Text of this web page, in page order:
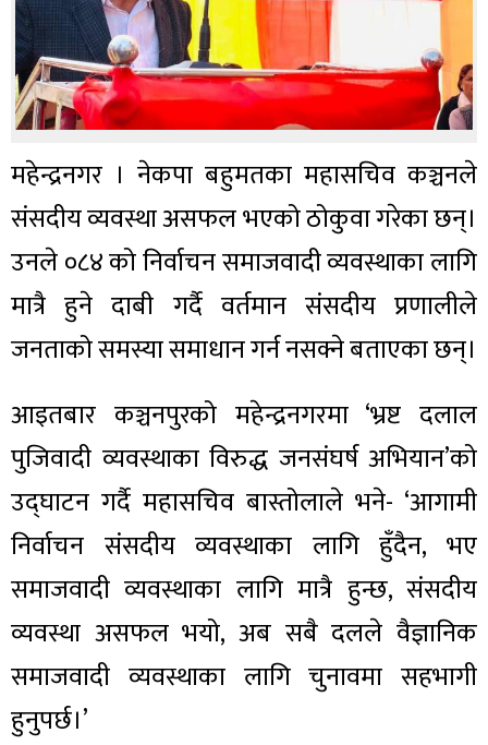
महेन्द्रनगर । नेकपा बहुमतका महासचिव कञ्चनले
संसदीय व्यवस्था असफल भएको ठोकुवा गरेका छन्।
उनले ०८४ को निर्वाचन समाजवादी व्यवस्थाका लागि
मात्रै हुने दाबी गर्दै वर्तमान संसदीय प्रणालीले
जनताको समस्या समाधान गर्न नसक्ने बताएका छन्।
आइतबार कञ्चनपुरको महेन्द्रनगरमा ‘भ्रष्ट दलाल
पुजिवादी व्यवस्थाका विरुद्ध जनसंघर्ष अभियान’को
उद्घाटन गर्दै महासचिव बास्तोलाले भने- ‘आगामी
निर्वाचन संसदीय व्यवस्थाका लागि हुँदैन, भए
समाजवादी व्यवस्थाका लागि मात्रै हुन्छ, संसदीय
व्यवस्था असफल भयो, अब सबै दलले वैज्ञानिक
समाजवादी व्यवस्थाका लागि चुनावमा सहभागी
हुनुपर्छ।’